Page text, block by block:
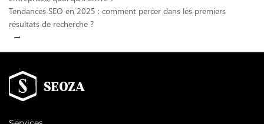
Tendances SEO en 2025 : comment percer dans les premiers
résultats de recherche ?
→